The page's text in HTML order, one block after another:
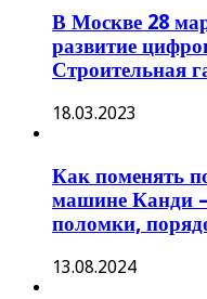
В Москве 28
развитие
Строительная
18.03.2023
Как поменять
машине Канди
поломки,
13.08.2024